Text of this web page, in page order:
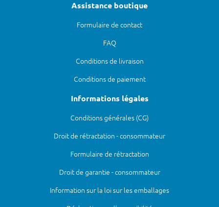
Assistance boutique
Formulaire de contact
FAQ
Conditions de livraison
Conditions de paiement
Informations légales
Conditions générales (CG)
Droit de rétractation - consommateur
Formulaire de rétractation
Droit de garantie - consommateur
Information sur la loi sur les emballages